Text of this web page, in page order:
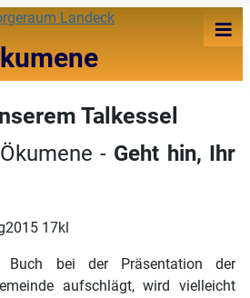
≡
Talkessel
- Geht hin, Ihr
Buch bei der Präsentation der
aufschlägt, wird vielleicht